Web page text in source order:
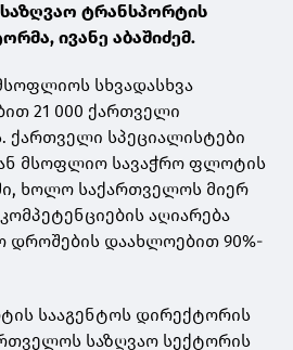
ტრანსპორტის
ივანე აბაშიძემ.
სხვადასხვა
21 000 ქართველი
ქართველი სპეციალისტები
მსოფლიო სავაჭრო ფლოტის
ხოლო საქართველოს მიერ
აღიარება
დროშების დაახლოებით 90%-
სააგენტოს დირექტორის
საზღვაო სექტორის